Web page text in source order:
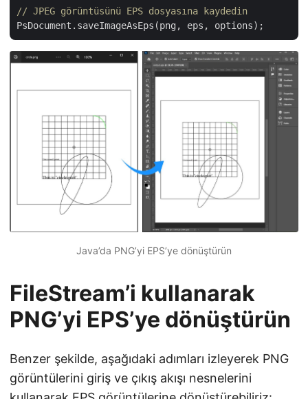
// JPEG görüntüsünü EPS dosyasına kaydedin
Java’da PNG’yi EPS’ye dönüştürün
FileStream’i kullanarak
PNG’yi EPS’ye dönüştürün
Benzer şekilde, aşağıdaki adımları izleyerek PNG
görüntülerini giriş ve çıkış akışı nesnelerini